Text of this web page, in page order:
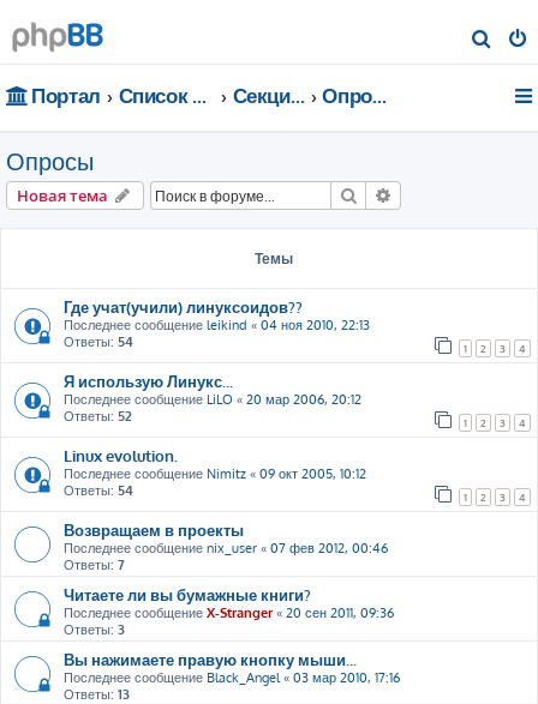
о
Портал Список форумов Секции портала Опросы
Опросы
Новая тема Поиск
Темы
Где учат(учили) линуксоидов??
Последнее сообщение leikind « 04 ноя 2010, 22:13
Ответы: 54 1 2 3 4
Я использую Линукс...
Последнее сообщение LiLO « 20 мар 2006, 20:12
Ответы: 52 1 2 3 4
Linux evolution.
Последнее сообщение Nimitz « 09 окт 2005, 10:12
Ответы: 54 1 2 3 4
Возвращаем в проекты
Последнее сообщение nix_user « 07 фев 2012, 00:46
Ответы: 7
Читаете ли вы бумажные книги?
Последнее сообщение X-Stranger« 20 сен 2011, 09:36
Ответы: 3
Вы нажимаете правую кнопку мыши...
Последнее сообщение Black_Angel« 03 мар 2010, 17:16
Ответы: 13